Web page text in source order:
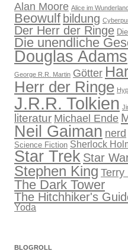
Alan Moore Alice im
Beowulf bildung
Der Herr der Ringe
Die unendliche
Douglas Adams
George R.R. Martin Götter
Herr der Ringe
J.R.R. Tolkien
literatur Michael Ende
Neil Gaiman nerd
Science Fiction Sherlock
Star Trek Star
Stephen King Terry
The Dark Tower
The Hitchhiker's
Yoda
BLOGROLL